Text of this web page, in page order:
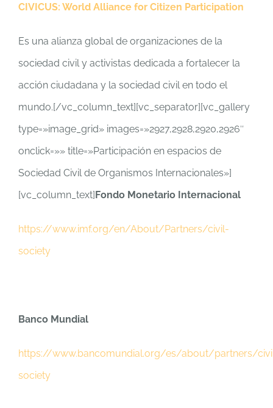
CIVICUS: World Alliance for Citizen Participation
Es una alianza global de organizaciones de la
sociedad civil y activistas dedicada a fortalecer la
acción ciudadana y la sociedad civil en todo el
mundo.[/vc_column_text][vc_separator][vc_gallery
type=»image_grid» images=»2927,2928,2920,2926″
onclick=»» title=»Participación en espacios de
Sociedad Civil de Organismos Internacionales»]
[vc_column_text]Fondo Monetario Internacional
https://www.imf.org/en/About/Partners/civil-
society
Banco Mundial
https://www.bancomundial.org/es/about/partners/
society